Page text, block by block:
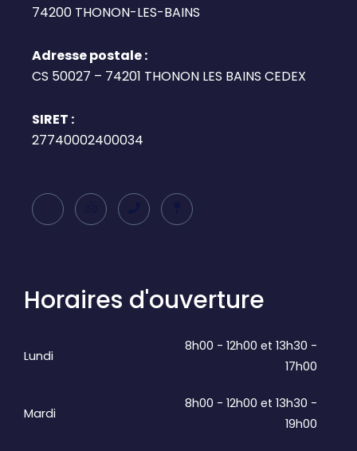
74200 THONON-LES-BAINS
Adresse postale :
CS 50027 – 74201 THONON LES BAINS CEDEX
SIRET :
27740002400034
Horaires d'ouverture
Lundi
8h00 - 12h00 et 13h30 -
17h00
Mardi
8h00 - 12h00 et 13h30 -
19h00